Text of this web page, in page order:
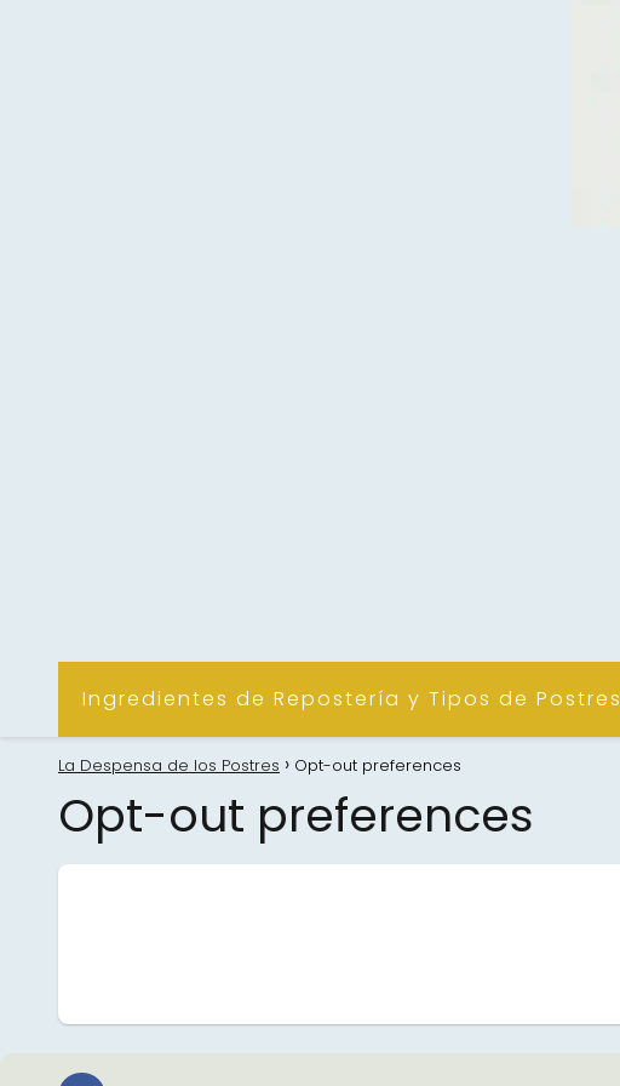
Ingredientes de Repostería y Tipos de Postres
La Despensa de los Postres Opt-out preferences
Opt-out preferences